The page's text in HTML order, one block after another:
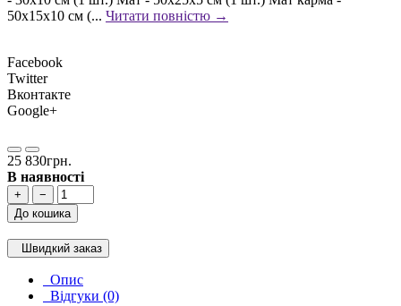
50x15x10 см (... Читати повністю →
Facebook
Twitter
Вконтакте
Google+
25 830грн.
В наявності
+
−
До кошика
Швидкий заказ
Опис
Відгуки (0)